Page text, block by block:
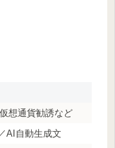
想通貨勧誘など
AI自動生成文